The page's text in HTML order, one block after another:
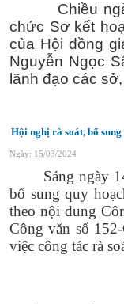
Chiều ngày
chức Sơ kết
của Hội đồng
Nguyễn Ngọc
lãnh đạo các
Hội nghị rà soát, bổ
Ngày: 15/03/2024
Sáng ngày
bổ sung quy
theo nội dung
Công văn số
việc công tác rà